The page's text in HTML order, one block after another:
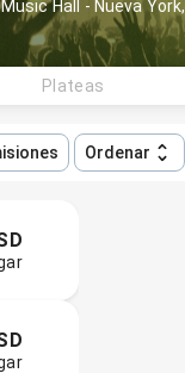
Hall - Nueva York,
Plateas
Ordenar